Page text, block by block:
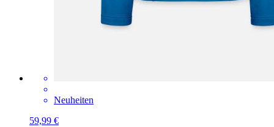
Neuheiten
59,99 €